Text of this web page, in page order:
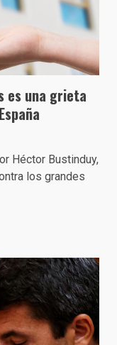
es una grieta
Héctor Bustinduy,
los grandes